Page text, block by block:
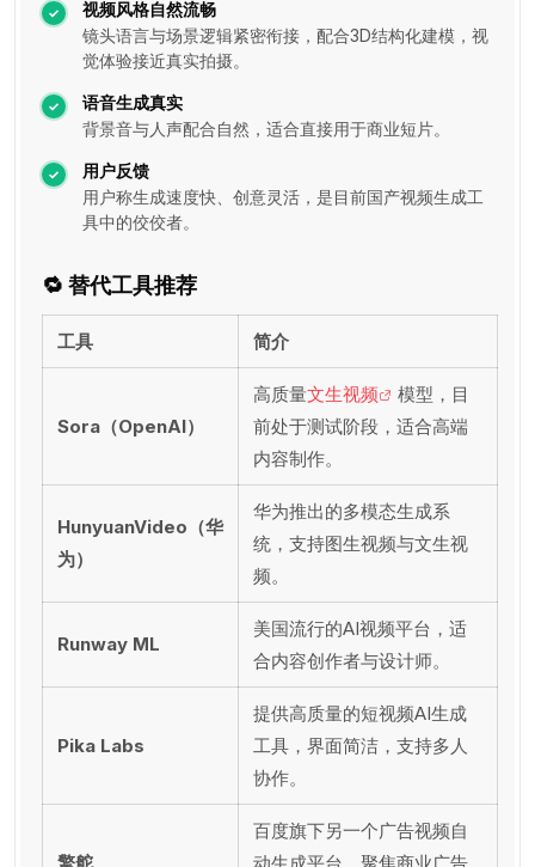
视频风格自然流畅
镜头语言与场景逻辑紧密衔接，配合3D结构化建模，视
觉体验接近真实拍摄。
语音生成真实
背景音与人声配合自然，适合直接用于商业短片。
用户反馈
用户称生成速度快、创意灵活，是目前国产视频生成工
具中的佼佼者。
🔁 替代工具推荐
工具 简介
Sora（OpenAI）
高质量文生视频
模型，目
前处于测试阶段，适合高端
内容制作。
HunyuanVideo（华
为）
华为推出的多模态生成系
统，支持图生视频与文生视
频。
Runway ML
美国流行的AI视频平台，适
合内容创作者与设计师。
Pika Labs
提供高质量的短视频AI生成
工具，界面简洁，支持多人
协作。
百度旗下另一个广告视频自